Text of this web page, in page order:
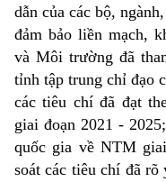
dẫn của các bộ,
đảm bảo liền mạch,
và Môi trường đã
tỉnh tập trung chỉ đạo
các tiêu chí đã đạt
giai đoạn 2021 -
quốc gia về NTM
soát các tiêu chí đã